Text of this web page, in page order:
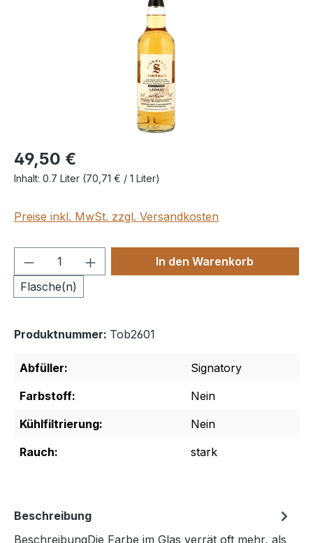
49,50 €
Inhalt: 0.7 Liter (70,71 € / 1 Liter)
Preise inkl. MwSt. zzgl. Versandkosten
Produkt Anzahl: Gib den
Flasche(n)
In den Warenkorb
Produktnummer: Tob2601
Abfüller:
Signatory
Farbstoff:
Nein
Kühlfiltrierung:
Nein
Rauch:
stark
Beschreibung
BeschreibungDie Farbe im Glas verrät oft mehr, als